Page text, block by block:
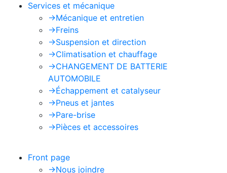
Services et mécanique
->Mécanique et entretien
->Freins
->Suspension et direction
->Climatisation et chauffage
->CHANGEMENT DE BATTERIE
AUTOMOBILE
->Échappement et catalyseur
->Pneus et jantes
->Pare-brise
->Pièces et accessoires
Front page
->Nous joindre